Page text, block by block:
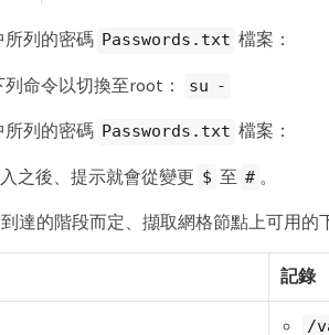
所列的密碼 Passwords.txt 檔案：
命令以切換至root： su -
所列的密碼 Passwords.txt 檔案：
之後、提示就會從變更 $ 至 # 。
達的階段而定、擷取網格節點上可用的
記錄
/